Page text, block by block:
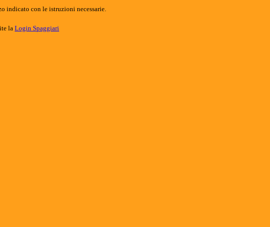
indicato con le istruzioni necessarie.
la Login Spaggiari